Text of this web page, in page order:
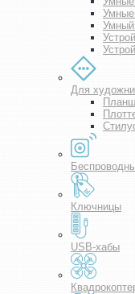
Для
Ключницы
USB-хабы